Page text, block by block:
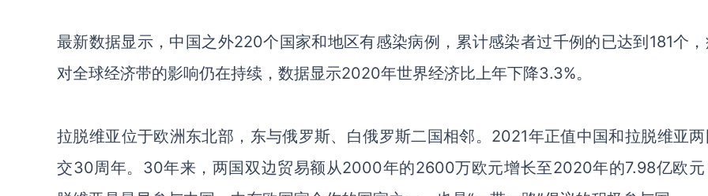
最新数据显示， 中国之外220个国家和地区有感染病例，累计感染者过千例的已达到181个，
对全球经济带的影响仍在持续， 数据显示2020年世界经济比上年下降3.3%。
拉脱维亚位于欧洲东北部，东与俄罗斯、白俄罗斯二国相邻。 2021年正值中国和拉脱维亚
交30周年。30年来，两国双边贸易额从2000年的2600万欧元增长至2020年的7.98亿欧元